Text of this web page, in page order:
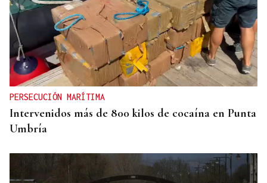
OBITUARIO
Muere Luis Díaz Núñez, socialista y dirigente
histórico de UGT en Ourense
PERSECUCIÓN MARÍTIMA
Intervenidos más de 800 kilos de cocaína en Punta
Umbría